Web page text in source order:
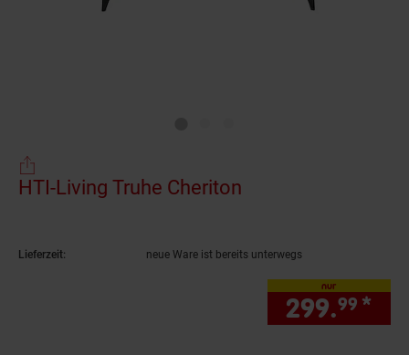
HTI-Living Truhe Cheriton
Lieferzeit: neue Ware ist bereits unterwegs
nur
299.99 *